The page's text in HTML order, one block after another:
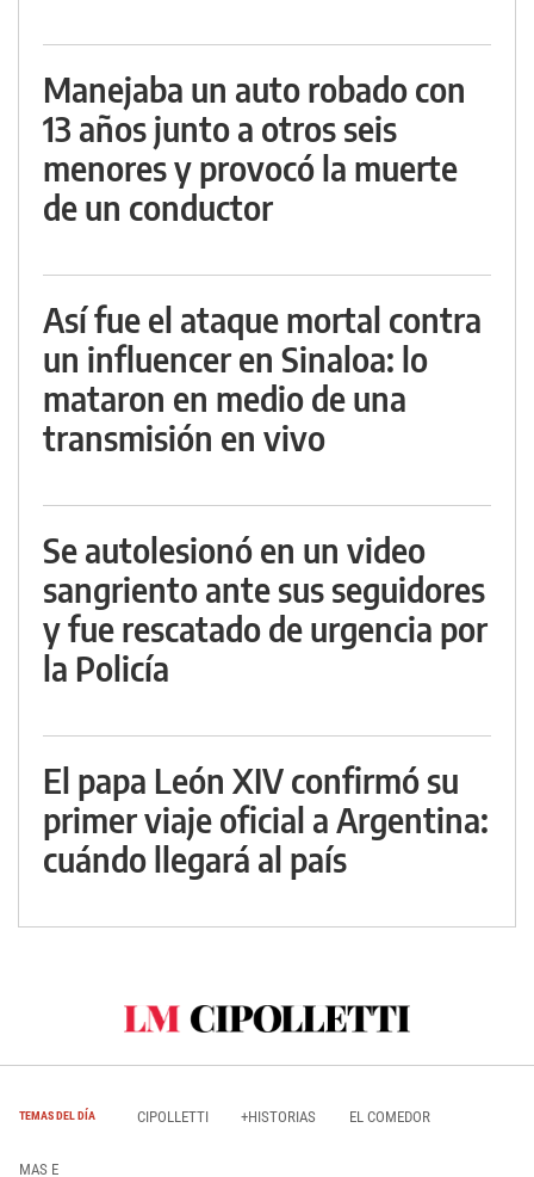
Manejaba un auto robado con
13 años junto a otros seis
menores y provocó la muerte
de un conductor
Así fue el ataque mortal contra
un influencer en Sinaloa: lo
mataron en medio de una
transmisión en vivo
Se autolesionó en un video
sangriento ante sus seguidores
y fue rescatado de urgencia por
la Policía
El papa León XIV confirmó su
primer viaje oficial a Argentina:
cuándo llegará al país
TEMAS DEL DÍA CIPOLLETTI +HISTORIAS EL COMEDOR
MAS E